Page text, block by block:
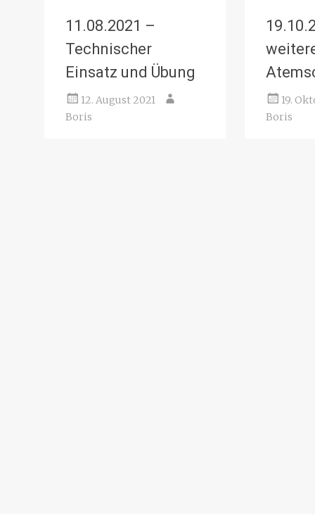
11.08.2021 –
Technischer
Einsatz und Übung
12. August 2021
Boris
19.
Boris